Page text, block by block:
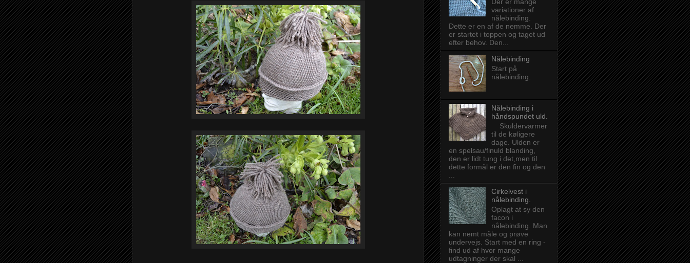
variationer af
nålebinding.
Dette er en af de nemme. Der
er startet i toppen og taget ud
efter behov. Den...
Nålebinding
Start på
nålebinding.
Nålebinding i
håndspundet uld.
Skuldervarmer
til de køligere
dage. Ulden er
en spelsau/finuld blanding,
den er lidt tung i det,men til
dette formål er den fin og den
Cirkelvest i
nålebinding.
Oplagt at sy den
facon i
nålebinding. Man
kan nemt måle og prøve
undervejs. Start med en ring -
find ud af hvor mange
udtagninger der skal ...